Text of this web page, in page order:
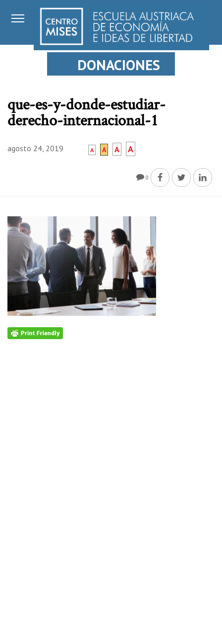
DONACIONES
que-es-y-donde-estudiar-
derecho-internacional-1
agosto 24, 2019 A A A A
0